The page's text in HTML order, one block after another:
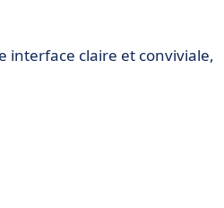
interface claire et conviviale,